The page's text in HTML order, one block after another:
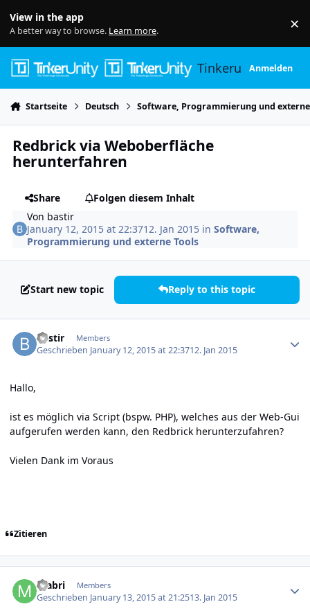
View in the app
A better way to browse. Learn more. ×
TinkerunityAnmelden
Startseite Deutsch Software, Programmierung und
Redbrick via Weboberfläche
herunterfahren
Share
Folgen diesem Inhalt
Von bastir
January 12, 2015 at 22:3712. Jan 2015 inSoftware,
Programmierung und externe Tools
Start new topic Reply to this topic
bastir Members
Geschrieben January 12, 2015 at 22:3712. Jan 2015
Hallo,
ist es möglich via Script (bspw. PHP), welches aus der Web-Gui
aufgerufen werden kann, den Redbrick herunterzufahren?
Vielen Dank im Voraus
Zitieren
mabri Members
Geschrieben January 13, 2015 at 21:2513. Jan 2015